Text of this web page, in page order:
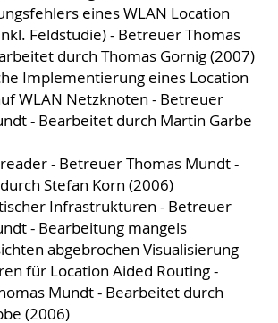
eines WLAN Location
Feldstudie) - Betreuer Thomas
durch Thomas Gornig (2007)
Implementierung eines Location
WLAN Netzknoten - Betreuer
- Bearbeitet durch Martin Garbe
- Betreuer Thomas Mundt -
Stefan Korn (2006)
Infrastrukturen - Betreuer
- Bearbeitung mangels
abgebrochen Visualisierung
für Location Aided Routing -
Mundt - Bearbeitet durch
(2006)